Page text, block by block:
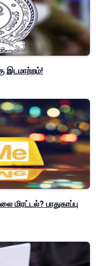
இடமாற்றம்!
மிரட்டல்? பாதுகாப்பு